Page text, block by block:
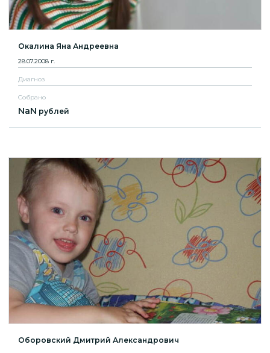
Окалина Яна Андреевна
28.07.2008 г.
Диагноз
Собрано
NaN рублей
Оборовский Дмитрий Александрович